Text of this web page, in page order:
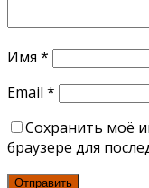
Имя *
Email *
Сохранить моё
браузере для